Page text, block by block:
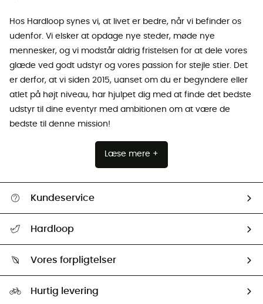
Hos Hardloop synes vi, at livet er bedre, når vi befinder os
udenfor. Vi elsker at opdage nye steder, møde nye
mennesker, og vi modstår aldrig fristelsen for at dele vores
glæde ved godt udstyr og vores passion for stejle stier. Det
er derfor, at vi siden 2015, uanset om du er begyndere eller
atlet på højt niveau, har hjulpet dig med at finde det bedste
udstyr til dine eventyr med ambitionen om at være de
bedste til denne mission!
Læse mere +
Kundeservice
Returnering & Tilbagebetaling
Hardloop
Our ambassadors
Vores forpligtelser
Second hand
Hurtig levering